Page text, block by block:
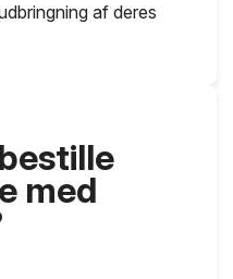
af deres
med